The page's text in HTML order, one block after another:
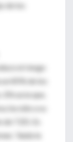
de los
el riesgo
85% de los
Eficacia que,
ha sido a su
TZD. Es
“dada la